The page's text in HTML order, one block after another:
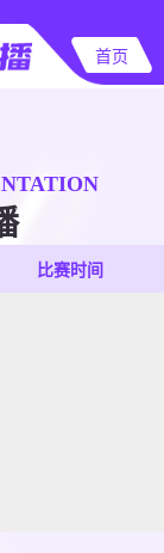
首页
比赛时间